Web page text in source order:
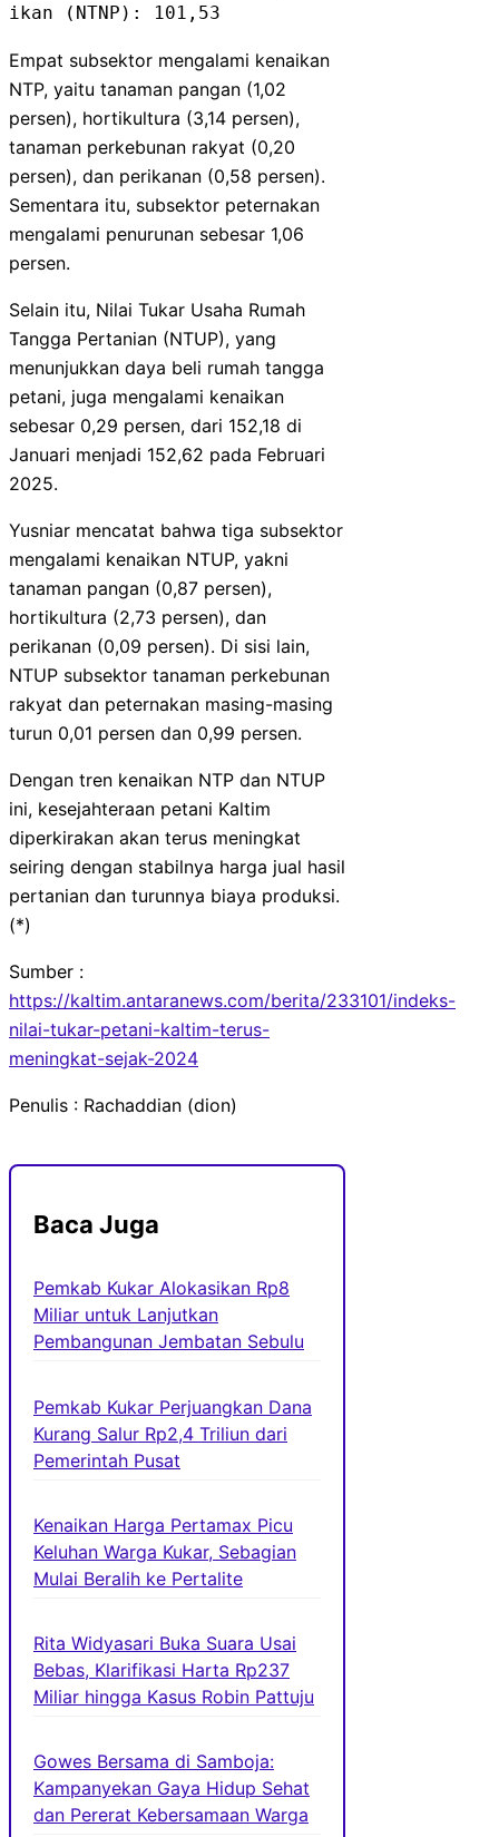
ikan (NTNP): 101,53
Empat subsektor mengalami kenaikan
NTP, yaitu tanaman pangan (1,02
persen), hortikultura (3,14 persen),
tanaman perkebunan rakyat (0,20
persen), dan perikanan (0,58 persen).
Sementara itu, subsektor peternakan
mengalami penurunan sebesar 1,06
persen.
Selain itu, Nilai Tukar Usaha Rumah
Tangga Pertanian (NTUP), yang
menunjukkan daya beli rumah tangga
petani, juga mengalami kenaikan
sebesar 0,29 persen, dari 152,18 di
Januari menjadi 152,62 pada Februari
2025.
Yusniar mencatat bahwa tiga subsektor
mengalami kenaikan NTUP, yakni
tanaman pangan (0,87 persen),
hortikultura (2,73 persen), dan
perikanan (0,09 persen). Di sisi lain,
NTUP subsektor tanaman perkebunan
rakyat dan peternakan masing-masing
turun 0,01 persen dan 0,99 persen.
Dengan tren kenaikan NTP dan NTUP
ini, kesejahteraan petani Kaltim
diperkirakan akan terus meningkat
seiring dengan stabilnya harga jual hasil
pertanian dan turunnya biaya produksi.
(*)
Sumber :
https://kaltim.antaranews.com/berita/233101/indeks-
nilai-tukar-petani-kaltim-terus-
meningkat-sejak-2024
Penulis : Rachaddian (dion)
Baca Juga
Pemkab Kukar Alokasikan Rp8
Miliar untuk Lanjutkan
Pembangunan Jembatan Sebulu
Pemkab Kukar Perjuangkan Dana
Kurang Salur Rp2,4 Triliun dari
Pemerintah Pusat
Kenaikan Harga Pertamax Picu
Keluhan Warga Kukar, Sebagian
Mulai Beralih ke Pertalite
Rita Widyasari Buka Suara Usai
Bebas, Klarifikasi Harta Rp237
Miliar hingga Kasus Robin Pattuju
Gowes Bersama di Samboja:
Kampanyekan Gaya Hidup Sehat
dan Pererat Kebersamaan Warga